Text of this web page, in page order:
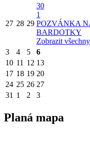
27 28 29
30
1
POZVÁNKA
BARDOTKY
Zobrazit
3 4 5 6
10 11 12 13
17 18 19 20
24 25 26 27
31 1 2 3
Planá mapa